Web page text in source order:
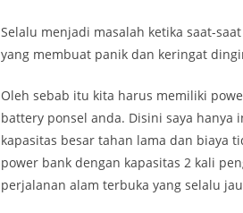
Selalu menjadi masalah ketika saat-
yang membuat panik dan keringat
Oleh sebab itu kita harus memiliki
battery ponsel anda. Disini saya hanya
kapasitas besar tahan lama dan biaya
power bank dengan kapasitas 2 kali
perjalanan alam terbuka yang selalu